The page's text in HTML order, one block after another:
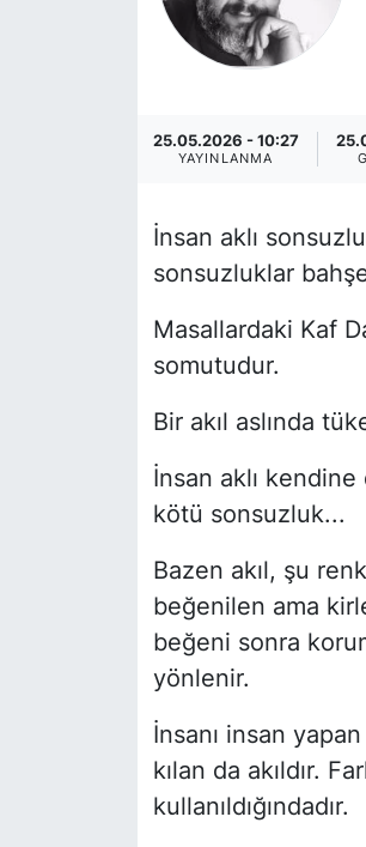
25.05.2026 - 10:27
YAYINLANMA
İnsan aklı
sonsuzluklar
Masallardaki Kaf
somutudur.
Bir akıl aslında
İnsan aklı
kötü sonsuzluk...
Bazen akıl, şu
beğenilen ama
beğeni sonra
yönlenir.
İnsanı insan
kılan da akıldır.
kullanıldığındadır.